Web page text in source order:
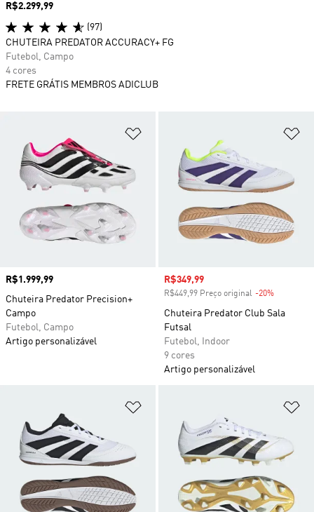
Preço
R$1.999,99
Chuteira Predator Precision+
Campo
Futebol, Campo
Artigo personalizável
Preço com desconto
R$349,99
R$449,99 Preço original -20%
Chuteira Predator Club Sala
Futsal
Futebol, Indoor
9 cores
Artigo personalizável
Preço
R$2.299,99
(97)
CHUTEIRA PREDATOR ACCURACY+ FG
Futebol, Campo
4 cores
FRETE GRÁTIS MEMBROS ADICLUB